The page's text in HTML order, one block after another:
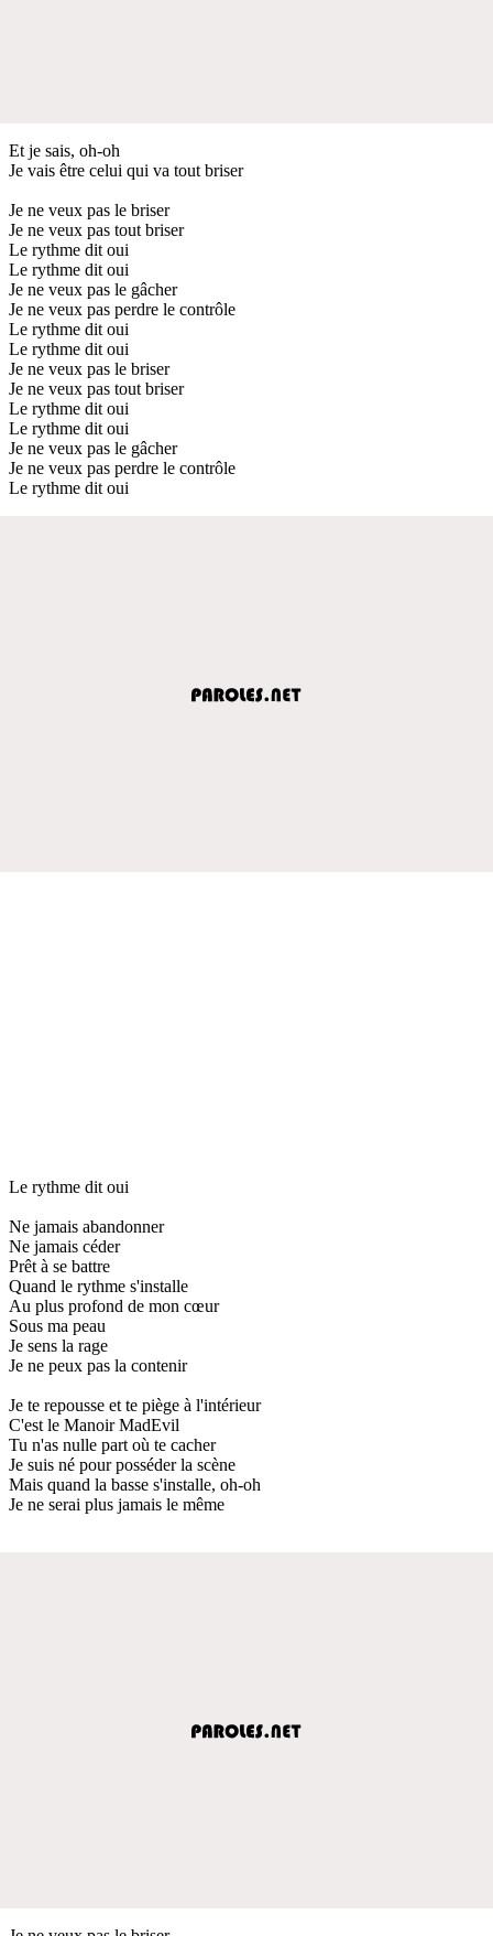
Et je sais, oh-oh
Je vais être celui qui va tout briser
Je ne veux pas le briser
Je ne veux pas tout briser
Le rythme dit oui
Le rythme dit oui
Je ne veux pas le gâcher
Je ne veux pas perdre le contrôle
Le rythme dit oui
Le rythme dit oui
Je ne veux pas le briser
Je ne veux pas tout briser
Le rythme dit oui
Le rythme dit oui
Je ne veux pas le gâcher
Je ne veux pas perdre le contrôle
Le rythme dit oui
Le rythme dit oui
Ne jamais abandonner
Ne jamais céder
Prêt à se battre
Quand le rythme s'installe
Au plus profond de mon cœur
Sous ma peau
Je sens la rage
Je ne peux pas la contenir
Je te repousse et te piège à l'intérieur
C'est le Manoir MadEvil
Tu n'as nulle part où te cacher
Je suis né pour posséder la scène
Mais quand la basse s'installe, oh-oh
Je ne serai plus jamais le même